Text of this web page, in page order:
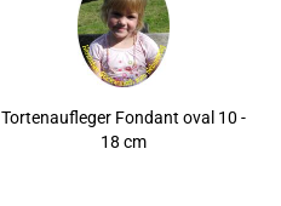
Tortenaufleger Fondant oval 10 -
18 cm